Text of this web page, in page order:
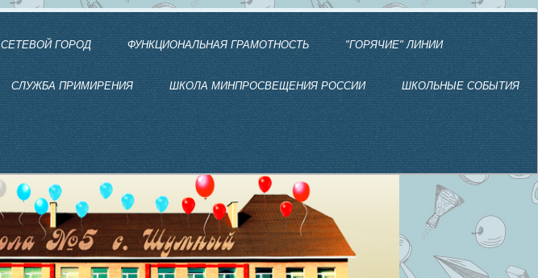
СЕТЕВОЙ ГОРОД ФУНКЦИОНАЛЬНАЯ ГРАМОТНОСТЬ "ГОРЯЧИЕ" ЛИНИИ
СЛУЖБА ПРИМИРЕНИЯ ШКОЛА МИНПРОСВЕЩЕНИЯ РОССИИ ШКОЛЬНЫЕ СОБЫТИЯ